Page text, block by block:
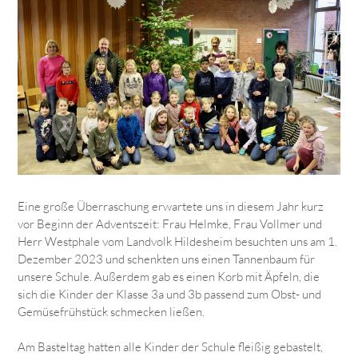
Eine große Überraschung erwartete uns in diesem Jahr kurz
vor Beginn der Adventszeit: Frau Helmke, Frau Vollmer und
Herr Westphale vom Landvolk Hildesheim besuchten uns am 1.
Dezember 2023 und schenkten uns einen Tannenbaum für
unsere Schule. Außerdem gab es einen Korb mit Äpfeln, die
sich die Kinder der Klasse 3a und 3b passend zum Obst- und
Gemüsefrühstück schmecken ließen.
Am Basteltag hatten alle Kinder der Schule fleißig gebastelt,